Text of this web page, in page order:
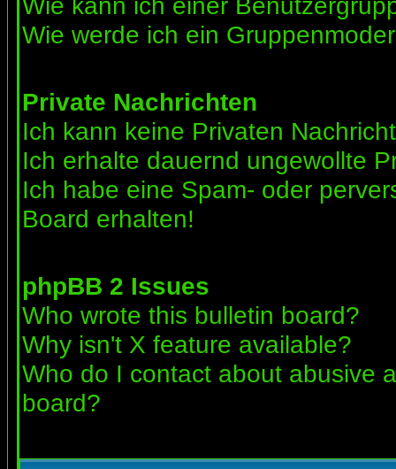
Wie werde ich ein
Private Nachrichten
Ich kann keine Privaten
Ich erhalte dauernd ungewollte
Ich habe eine Spam- oder
Board erhalten!
phpBB 2 Issues
Who wrote this bulletin board?
Why isn't X feature available?
Who do I contact about abusive
board?